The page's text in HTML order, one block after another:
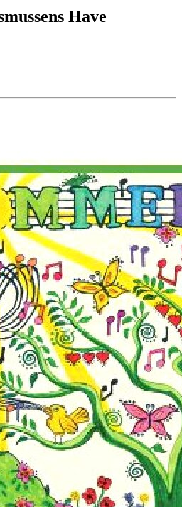
Have